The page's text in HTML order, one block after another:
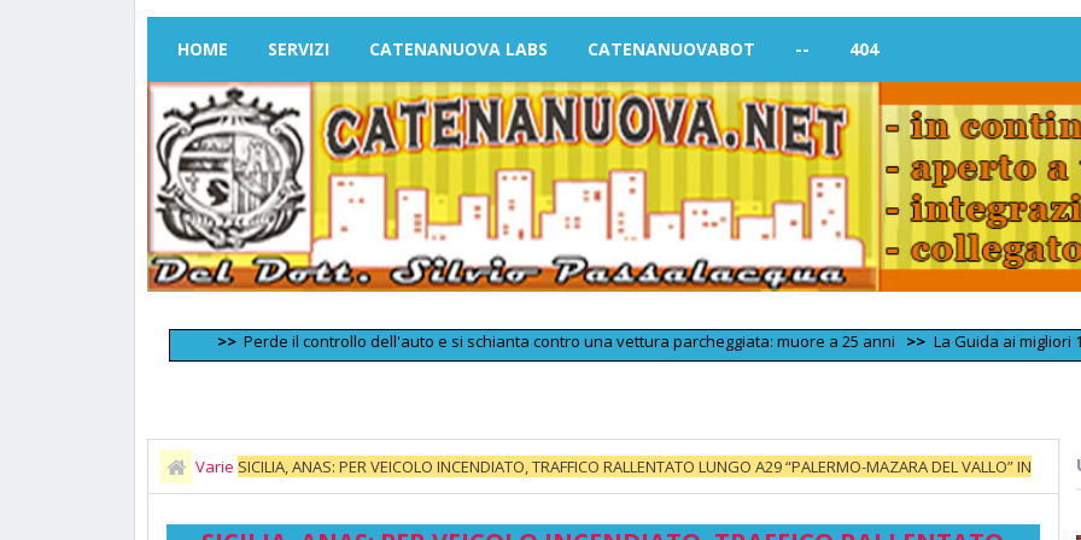
HOME SERVIZI CATENANUOVA LABS CATENANUOVABOT -- 404
Perde il controllo dell'auto e si schianta contro una vettura parcheggiata: muore a 25 anni >> La Guida ai migliori 100
Varie SICILIA, ANAS: PER VEICOLO INCENDIATO, TRAFFICO RALLENTATO LUNGO A29 “PALERMO-MAZARA DEL VALLO” IN